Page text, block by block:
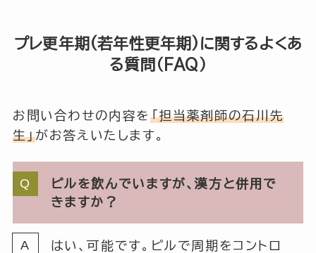
プレ更年期(若年性更年期)に関するよくあ
る質問（FAQ）
お問い合わせの内容を「担当薬剤師の石川先
生」がお答えいたします。
ピルを飲んでいますが、漢方と併用で
きますか？
はい、可能です。ピルで周期をコントロ